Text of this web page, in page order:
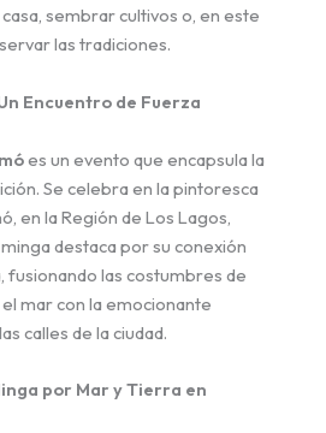
sembrar cultivos o, en este
las tradiciones.
Encuentro de Fuerza
es un evento que encapsula la
Se celebra en la pintoresca
en la Región de Los Lagos,
destaca por su conexión
fusionando las costumbres de
mar con la emocionante
calles de la ciudad.
por Mar y Tierra en